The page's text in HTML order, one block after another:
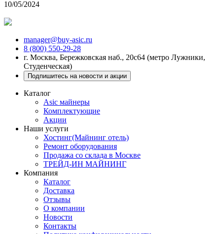
10/05/2024
manager@buy-asic.ru
8 (800) 550-29-28
г. Москва, Бережковская наб., 20с64 (метро Лужники,
Студенческая)
Подпишитесь на новости и акции
Каталог
Asic майнеры
Комплектующие
Акции
Наши услуги
Хостинг(Майнинг отель)
Ремонт оборудования
Продажа со склада в Москве
ТРЕЙД-ИН МАЙНИНГ
Компания
Каталог
Доставка
Отзывы
О компании
Новости
Контакты